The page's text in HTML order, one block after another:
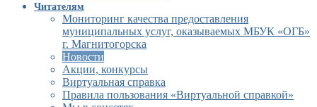
Читателям
Мониторинг качества предоставления
муниципальных услуг, оказываемых МБУК «ОГБ»
г. Магнитогорска
Новости
Акции, конкурсы
Виртуальная справка
Правила пользования «Виртуальной справкой»